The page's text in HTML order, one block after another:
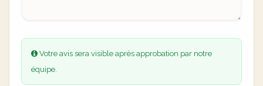
Votre avis sera visible après approbation par notre
équipe.